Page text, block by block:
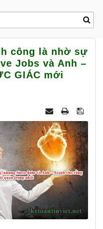
Việt
-
công là nhờ sự
Jobs và Anh –
GIÁC mới